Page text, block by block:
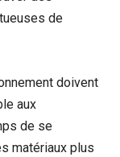
de
doivent
aux
de se
matériaux plus